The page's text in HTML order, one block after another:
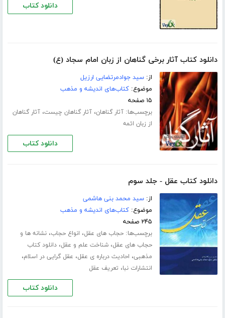
دانلود کتاب
دانلود کتاب آثار برخی گناهان از زبان امام سجاد (ع)
از:سید جوادمرتضایی ارزیل
موضوع:کتاب‌های اندیشه و مذهب
۱۵ صفحه
برچسب‌ها:آثار گناهان،آثار گناهان چیست،آثار گناهان
از زبان ائمه
دانلود کتاب
دانلود کتاب عقل - جلد سوم
از:سید محمد بنی هاشمی
موضوع:کتاب‌های اندیشه و مذهب
۲۴۵ صفحه
برچسب‌ها:حجاب های عقل، انواع حجاب،نشانه ها و
حجاب های عقل،شناخت علم و عقل،دانلود کتاب
مذهبی، احادیث درباره ی عقل، عقل گرایی در اسلام،
انتشارات نبا، تعریف عقل
دانلود کتاب